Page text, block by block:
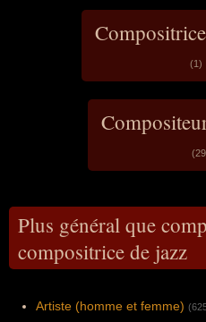
(1)
Plus général que
compositrice de jazz
Artiste (homme et femme)